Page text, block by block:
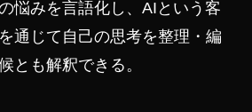
悩みを言語化し、AIという客
通じて自己の思考を整理・編
とも解釈できる。